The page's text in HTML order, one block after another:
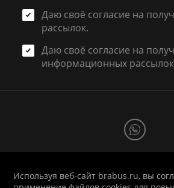
Даю своё согласие на
рассылок.
Даю своё согласие на
информационных
1998-2026 © BRABUS
Используя веб-сайт brabus.ru, вы